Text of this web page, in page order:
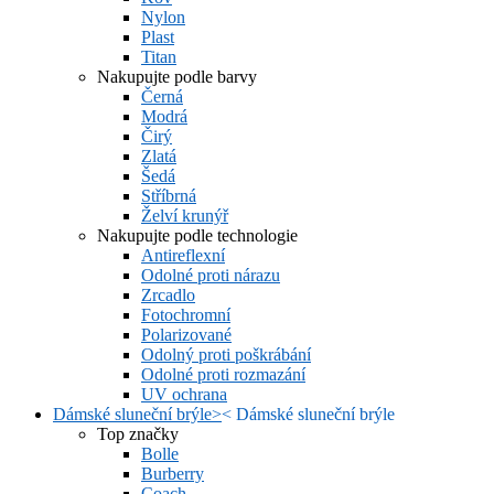
Nylon
Plast
Titan
Nakupujte podle barvy
Černá
Modrá
Čirý
Zlatá
Šedá
Stříbrná
Želví krunýř
Nakupujte podle technologie
Antireflexní
Odolné proti nárazu
Zrcadlo
Fotochromní
Polarizované
Odolný proti poškrábání
Odolné proti rozmazání
UV ochrana
Dámské sluneční brýle>< Dámské sluneční brýle
Top značky
Bolle
Burberry